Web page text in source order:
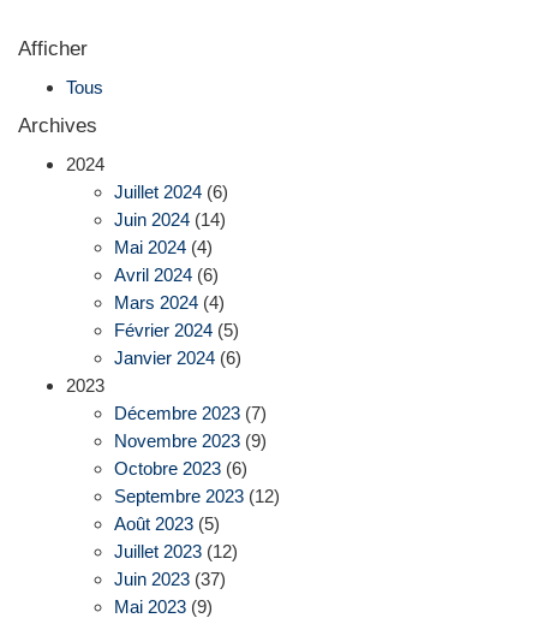
Afficher
Tous
Archives
2024
Juillet 2024 (6)
Juin 2024 (14)
Mai 2024 (4)
Avril 2024 (6)
Mars 2024 (4)
Février 2024 (5)
Janvier 2024 (6)
2023
Décembre 2023 (7)
Novembre 2023 (9)
Octobre 2023 (6)
Septembre 2023 (12)
Août 2023 (5)
Juillet 2023 (12)
Juin 2023 (37)
Mai 2023 (9)